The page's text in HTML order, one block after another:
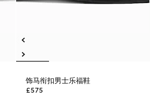
饰马衔扣男士乐福鞋
£575